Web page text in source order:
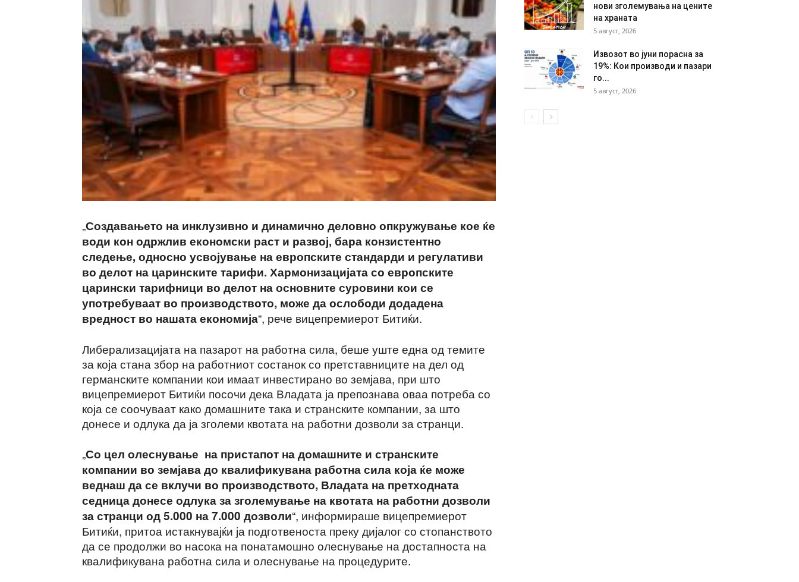
„Создавањето на инклузивно и динамично деловно опкружување кое ќе
води кон одржлив економски раст и развој, бара конзистентно
следење, односно усвојување на европските стандарди и регулативи
во делот на царинските тарифи. Хармонизацијата со европските
царински тарифници во делот на основните суровини кои се
употребуваат во производството, може да ослободи додадена
вредност во нашата економија“, рече вицепремиерот Битиќи.
Либерализацијата на пазарот на работна сила, беше уште една од темите
за која стана збор на работниот состанок со претставниците на дел од
германските компании кои имаат инвестирано во земјава, при што
вицепремиерот Битиќи посочи дека Владата ја препознава оваа потреба со
која се соочуваат како домашните така и странските компании, за што
донесе и одлука да ја зголеми квотата на работни дозволи за странци.
„Со цел олеснување на пристапот на домашните и странските
компании во земјава до квалификувана работна сила која ќе може
веднаш да се вклучи во производството, Владата на претходната
седница донесе одлука за зголемување на квотата на работни дозволи
за странци од 5.000 на 7.000 дозволи“, информираше вицепремиерот
Битиќи, притоа истакнувајќи ја подготвеноста преку дијалог со стопанството
да се продолжи во насока на понатамошно олеснување на достапноста на
квалификувана работна сила и олеснување на процедурите.
нови зголемувања на цените
на храната
5 август, 2026
Извозот во јуни порасна за
19%: Кои производи и пазари
го...
5 август, 2026